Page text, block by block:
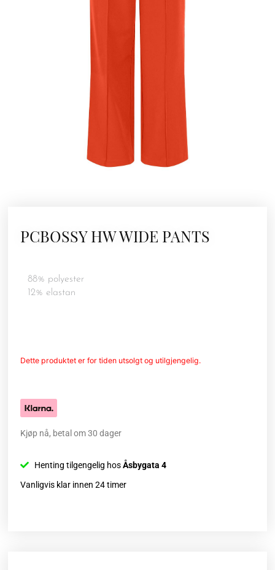
PCBOSSY HW WIDE PANTS
88% polyester
12% elastan
Dette produktet er for tiden utsolgt og utilgjengelig.
Kjøp nå, betal om 30 dager
Henting tilgengelig hosÅsbygata 4
Vanligvis klar innen 24 timer